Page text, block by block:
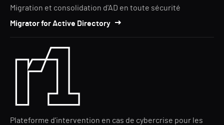
Migration et consolidation d'AD en toute sécurité
Migrator for Active Directory
Plateforme d'intervention en cas de cybercrise pour les